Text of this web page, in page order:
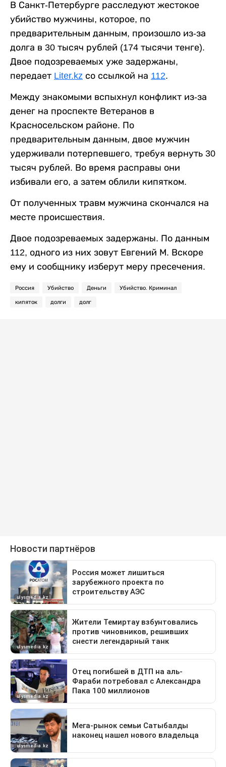
В Санкт-Петербурге расследуют жестокое
убийство мужчины, которое, по
предварительным данным, произошло из-за
долга в 30 тысяч рублей (174 тысячи тенге).
Двое подозреваемых уже задержаны,
передает Liter.kz со ссылкой на 112.
Между знакомыми вспыхнул конфликт из-за
денег на проспекте Ветеранов в
Красносельском районе. По
предварительным данным, двое мужчин
удерживали потерпевшего, требуя вернуть 30
тысяч рублей. Во время расправы они
избивали его, а затем облили кипятком.
От полученных травм мужчина скончался на
месте происшествия.
Двое подозреваемых задержаны. По данным
112, одного из них зовут Евгений М. Вскоре
ему и сообщнику изберут меру пресечения.
Россия Убийство Деньги Убийство. Криминал
кипяток долги долг